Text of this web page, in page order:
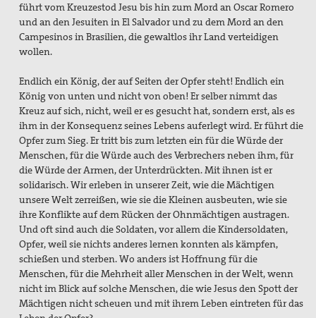
führt vom Kreuzestod Jesu bis hin zum Mord an Oscar Romero
und an den Jesuiten in El Salvador und zu dem Mord an den
Campesinos in Brasilien, die gewaltlos ihr Land verteidigen
wollen.
Endlich ein König, der auf Seiten der Opfer steht! Endlich ein
König von unten und nicht von oben! Er selber nimmt das
Kreuz auf sich, nicht, weil er es gesucht hat, sondern erst, als es
ihm in der Konsequenz seines Lebens auferlegt wird. Er führt die
Opfer zum Sieg. Er tritt bis zum letzten ein für die Würde der
Menschen, für die Würde auch des Verbrechers neben ihm, für
die Würde der Armen, der Unterdrückten. Mit ihnen ist er
solidarisch. Wir erleben in unserer Zeit, wie die Mächtigen
unsere Welt zerreißen, wie sie die Kleinen ausbeuten, wie sie
ihre Konflikte auf dem Rücken der Ohnmächtigen austragen.
Und oft sind auch die Soldaten, vor allem die Kindersoldaten,
Opfer, weil sie nichts anderes lernen konnten als kämpfen,
schießen und sterben. Wo anders ist Hoffnung für die
Menschen, für die Mehrheit aller Menschen in der Welt, wenn
nicht im Blick auf solche Menschen, die wie Jesus den Spott der
Mächtigen nicht scheuen und mit ihrem Leben eintreten für das